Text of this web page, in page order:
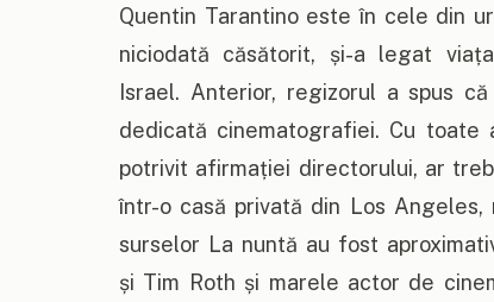
Quentin Tarantino este în cele din
niciodată căsătorit, și-a legat
Israel. Anterior, regizorul a spus
dedicată cinematografiei. Cu
potrivit afirmației directorului, ar
într-o casă privată din Los
surselor La nuntă au fost
și Tim Roth și marele actor de